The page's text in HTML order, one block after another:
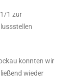
1 zur
konnten wir
wieder